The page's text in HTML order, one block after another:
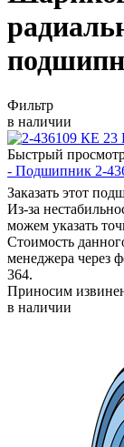
Фильтр
в наличии
Быстрый
- Подшипник 2-
Заказать этот
Из-за
можем указать
Стоимость
менеджера через
364.
Приносим
в наличии